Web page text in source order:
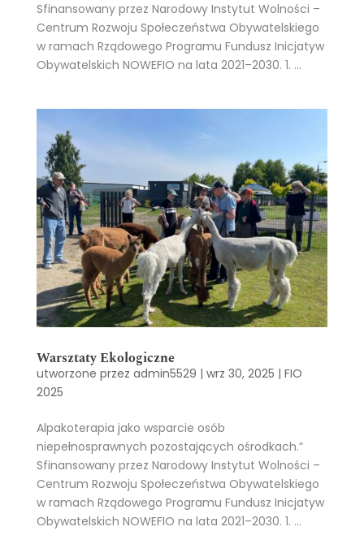
Sfinansowany przez Narodowy Instytut Wolności –
Centrum Rozwoju Społeczeństwa Obywatelskiego
w ramach Rządowego Programu Fundusz Inicjatyw
Obywatelskich NOWEFIO na lata 2021–2030. 1. ...
Warsztaty Ekologiczne
utworzone przez admin5529 | wrz 30, 2025 | FIO
2025
Alpakoterapia jako wsparcie osób
niepełnosprawnych pozostających ośrodkach.”
Sfinansowany przez Narodowy Instytut Wolności –
Centrum Rozwoju Społeczeństwa Obywatelskiego
w ramach Rządowego Programu Fundusz Inicjatyw
Obywatelskich NOWEFIO na lata 2021–2030. 1. ...